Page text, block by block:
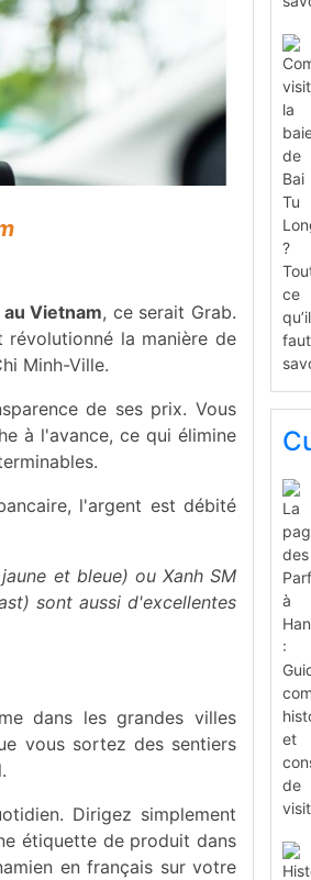
Vietnam, ce serait Grab.
la manière de
Minh-Ville.
de ses prix. Vous
à l'avance, ce qui élimine
l'argent est débité
et bleue) ou Xanh SM
sont aussi d'excellentes
dans les grandes villes
vous sortez des sentiers
Dirigez simplement
étiquette de produit dans
en français sur votre